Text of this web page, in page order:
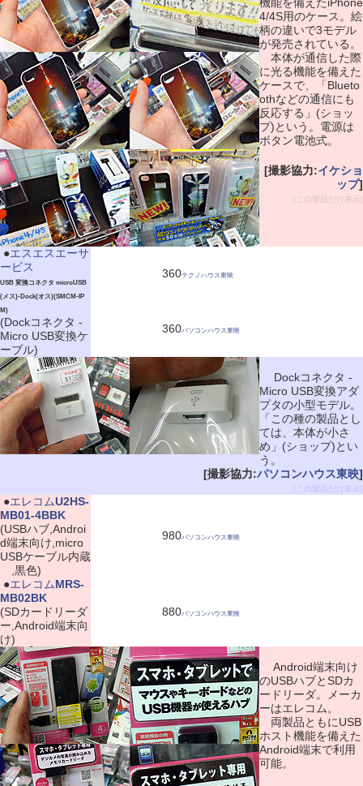
4/4S用のケース。絵
柄の違いで3モデル
が発売されている。
本体が通信した際
に光る機能を備えた
ケースで、「Blueto
othなどの通信にも
反応する」(ショッ
プ)という。電源は
ボタン電池式。
[撮影協力:イケショ
ップ]
[この製品だけ表示]
●エスエスエーサ
ービス
USB 変換コネクタ microUSB
(メス)-Dock(オス)(SMCM-IP
M)
(Dockコネクタ -
Micro USB変換ケ
ーブル)
360テクノハウス東映
360パソコンハウス東映
Dockコネクタ -
Micro USB変換アダ
プタの小型モデル。
「この種の製品とし
ては、本体が小さ
め」(ショップ)とい
う。
[撮影協力:パソコンハウス東映]
[この製品だけ表示]
●エレコムU2HS-
MB01-4BBK
(USBハブ,Androi
d端末向け,micro
USBケーブル内蔵
,黒色)
980パソコンハウス東映
●エレコムMRS-
MB02BK
(SDカードリーダ
ー,Android端末向
け)
880パソコンハウス東映
Android端末向け
のUSBハブとSDカ
ードリーダ。メーカ
ーはエレコム。
両製品ともにUSB
ホスト機能を備えた
Android端末で利用
可能。